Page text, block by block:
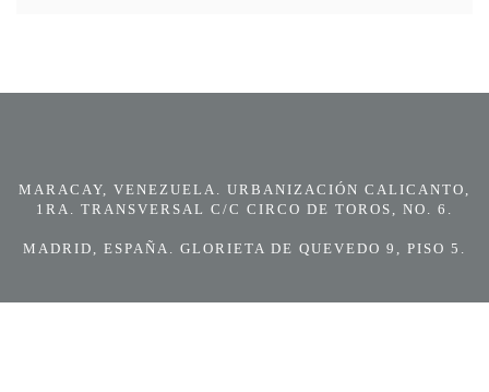
MARACAY, VENEZUELA. URBANIZACIÓN CALICANTO,
1RA. TRANSVERSAL C/C CIRCO DE TOROS, NO. 6.
MADRID, ESPAÑA. GLORIETA DE QUEVEDO 9, PISO 5.